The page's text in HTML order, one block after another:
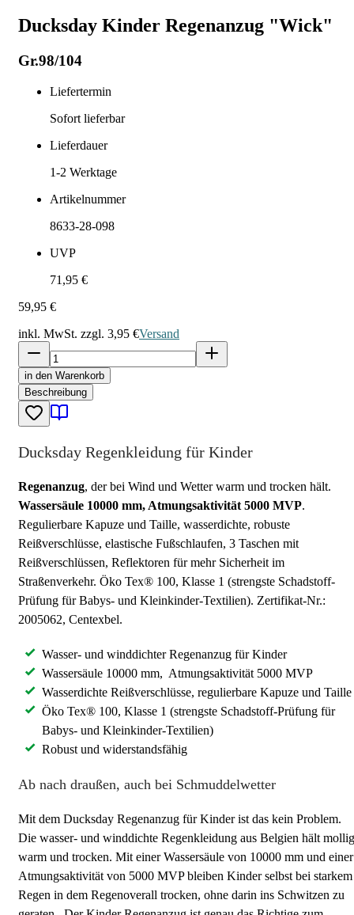
Ducksday Kinder Regenanzug "Wick"
Gr.98/104
Liefertermin
Sofort lieferbar
Lieferdauer
1-2 Werktage
Artikelnummer
8633-28-098
UVP
71,95 €
59,95 €
inkl. MwSt. zzgl. 3,95 €Versand
in den Warenkorb
Beschreibung
Ducksday Regenkleidung für Kinder
Regenanzug, der bei Wind und Wetter warm und trocken hält.
Wassersäule 10000 mm, Atmungsaktivität 5000 MVP.
Regulierbare Kapuze und Taille, wasserdichte, robuste
Reißverschlüsse, elastische Fußschlaufen, 3 Taschen mit
Reißverschlüssen, Reflektoren für mehr Sicherheit im
Straßenverkehr. Öko Tex® 100, Klasse 1 (strengste Schadstoff-
Prüfung für Babys- und Kleinkinder-Textilien). Zertifikat-Nr.:
2005062, Centexbel.
Wasser- und winddichter Regenanzug für Kinder
Wassersäule 10000 mm, Atmungsaktivität 5000 MVP
Wasserdichte Reißverschlüsse, regulierbare Kapuze und Taille
Öko Tex® 100, Klasse 1 (strengste Schadstoff-Prüfung für
Babys- und Kleinkinder-Textilien)
Robust und widerstandsfähig
Ab nach draußen, auch bei Schmuddelwetter
Mit dem Ducksday Regenanzug für Kinder ist das kein Problem.
Die wasser- und winddichte Regenkleidung aus Belgien hält mollig
warm und trocken. Mit einer Wassersäule von 10000 mm und einer
Atmungsaktivität von 5000 MVP bleiben Kinder selbst bei starkem
Regen in dem Regenoverall trocken, ohne darin ins Schwitzen zu